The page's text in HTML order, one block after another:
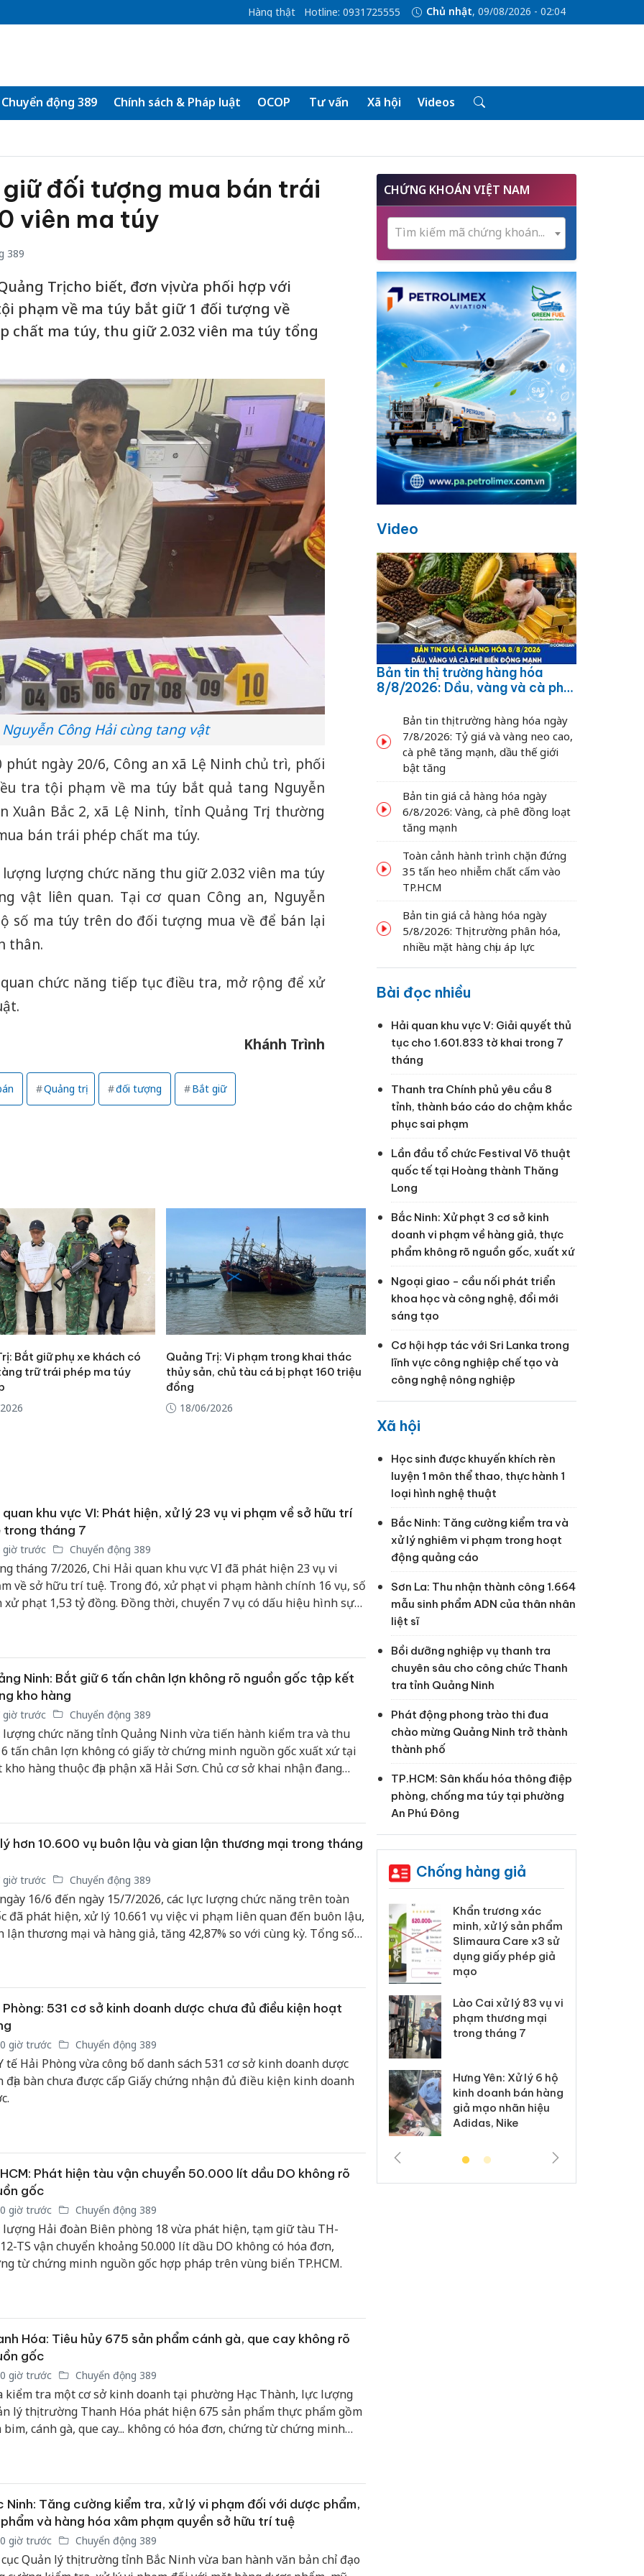
Hàng thật Hotline: 0931725555 Chủ nhật, 09/08/2026 - 02:04
Chuyển động 389 Chính sách & Pháp luật OCOP Tư vấn Xã hội Videos
đối tượng mua bán trái
viên ma túy
389
Trị cho biết, đơn vị vừa phối hợp với
phạm về ma túy bắt giữ 1 đối tượng về
chất ma túy, thu giữ 2.032 viên ma túy tổng
Công Hải cùng tang vật
ngày 20/6, Công an xã Lệ Ninh chủ trì, phối
tra tội phạm về ma túy bắt quả tang Nguyễn
Xuân Bắc 2, xã Lệ Ninh, tỉnh Quảng Trị; thường
bán trái phép chất ma túy.
lượng chức năng thu giữ 2.032 viên ma túy
vật liên quan. Tại cơ quan Công an, Nguyễn
số ma túy trên do đối tượng mua về để bán lại
thân.
chức năng tiếp tục điều tra, mở rộng để xử
Khánh Trình
Quảng trị đối tượng Bắt giữ
Bắt giữ phụ xe khách có
trữ trái phép ma túy
Quảng Trị: Vi phạm trong khai thác
thủy sản, chủ tàu cá bị phạt 160 triệu
đồng
18/06/2026
quan khu vực VI: Phát hiện, xử lý 23 vụ vi phạm về sở hữu trí
trong tháng 7
giờ trước Chuyển động 389
tháng 7/2026, Chi Hải quan khu vực VI đã phát hiện 23 vụ vi
về sở hữu trí tuệ. Trong đó, xử phạt vi phạm hành chính 16 vụ, số
xử phạt 1,53 tỷ đồng. Đồng thời, chuyển 7 vụ có dấu hiệu hình sự
Ninh: Bắt giữ 6 tấn chân lợn không rõ nguồn gốc tập kết
kho hàng
giờ trước Chuyển động 389
lượng chức năng tỉnh Quảng Ninh vừa tiến hành kiểm tra và thu
tấn chân lợn không có giấy tờ chứng minh nguồn gốc xuất xứ tại
kho hàng thuộc địa phận xã Hải Sơn. Chủ cơ sở khai nhận đang
hơn 10.600 vụ buôn lậu và gian lận thương mại trong tháng
giờ trước Chuyển động 389
16/6 đến ngày 15/7/2026, các lực lượng chức năng trên toàn
đã phát hiện, xử lý 10.661 vụ việc vi phạm liên quan đến buôn lậu,
lận thương mại và hàng giả, tăng 42,87% so với cùng kỳ. Tổng số
Phòng: 531 cơ sở kinh doanh dược chưa đủ điều kiện hoạt
giờ trước Chuyển động 389
tế Hải Phòng vừa công bố danh sách 531 cơ sở kinh doanh dược
địa bàn chưa được cấp Giấy chứng nhận đủ điều kiện kinh doanh
Phát hiện tàu vận chuyển 50.000 lít dầu DO không rõ
gốc
giờ trước Chuyển động 389
lượng Hải đoàn Biên phòng 18 vừa phát hiện, tạm giữ tàu TH-
TS vận chuyển khoảng 50.000 lít dầu DO không có hóa đơn,
từ chứng minh nguồn gốc hợp pháp trên vùng biển TP.HCM.
Hóa: Tiêu hủy 675 sản phẩm cánh gà, que cay không rõ
gốc
giờ trước Chuyển động 389
kiểm tra một cơ sở kinh doanh tại phường Hạc Thành, lực lượng
lý thị trường Thanh Hóa phát hiện 675 sản phẩm thực phẩm gồm
bim, cánh gà, que cay... không có hóa đơn, chứng từ chứng minh
Ninh: Tăng cường kiểm tra, xử lý vi phạm đối với dược phẩm,
và hàng hóa xâm phạm quyền sở hữu trí tuệ
giờ trước Chuyển động 389
Quản lý thị trường tỉnh Bắc Ninh vừa ban hành văn bản chỉ đạo
CHỨNG KHOÁN VIỆT NAM
Tìm kiếm mã chứng khoán...
Video
Bản tin thị trường hàng hóa
8/8/2026: Dầu, vàng và cà phê
Bản tin thị trường hàng hóa ngày
7/8/2026: Tỷ giá và vàng neo cao,
cà phê tăng mạnh, dầu thế giới
bật tăng
Bản tin giá cả hàng hóa ngày
6/8/2026: Vàng, cà phê đồng loạt
tăng mạnh
Toàn cảnh hành trình chặn đứng
35 tấn heo nhiễm chất cấm vào
TP.HCM
Bản tin giá cả hàng hóa ngày
5/8/2026: Thị trường phân hóa,
nhiều mặt hàng chịu áp lực
Bài đọc nhiều
Hải quan khu vực V: Giải quyết thủ
tục cho 1.601.833 tờ khai trong 7
tháng
Thanh tra Chính phủ yêu cầu 8
tỉnh, thành báo cáo do chậm khắc
phục sai phạm
Lần đầu tổ chức Festival Võ thuật
quốc tế tại Hoàng thành Thăng
Long
Bắc Ninh: Xử phạt 3 cơ sở kinh
doanh vi phạm về hàng giả, thực
phẩm không rõ nguồn gốc, xuất xứ
Ngoại giao - cầu nối phát triển
khoa học và công nghệ, đổi mới
sáng tạo
Cơ hội hợp tác với Sri Lanka trong
lĩnh vực công nghiệp chế tạo và
công nghệ nông nghiệp
Xã hội
Học sinh được khuyến khích rèn
luyện 1 môn thể thao, thực hành 1
loại hình nghệ thuật
Bắc Ninh: Tăng cường kiểm tra và
xử lý nghiêm vi phạm trong hoạt
động quảng cáo
Sơn La: Thu nhận thành công 1.664
mẫu sinh phẩm ADN của thân nhân
liệt sĩ
Bồi dưỡng nghiệp vụ thanh tra
chuyên sâu cho công chức Thanh
tra tỉnh Quảng Ninh
Phát động phong trào thi đua
chào mừng Quảng Ninh trở thành
thành phố
TP.HCM: Sân khấu hóa thông điệp
phòng, chống ma túy tại phường
An Phú Đông
Chống hàng giả
Cà Mau: Tiêu hủy
công khai hàng ngàn
sản phẩm nhập lậu,
Công an Thanh Hóa
tìm bị hại trong vụ
Thanh Hóa: Tìm bị
Khẩn trương xác
minh, xử lý sản phẩm
Slimaura Care x3 sử
dụng giấy phép giả
mạo
Lào Cai xử lý 83 vụ vi
phạm thương mại
trong tháng 7
Hưng Yên: Xử lý 6 hộ
kinh doanh bán hàng
giả mạo nhãn hiệu
Adidas, Nike